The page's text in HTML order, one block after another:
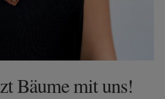
Bäume mit uns!